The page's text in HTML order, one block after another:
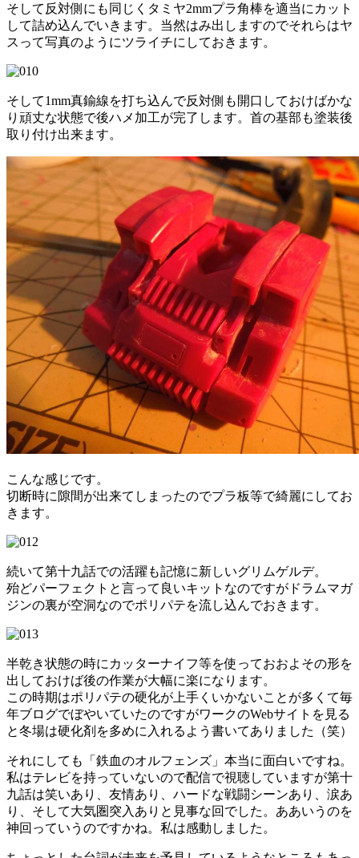
そして反対側にも同じくタミヤ2mmプラ角棒を適当にカット
して詰め込んでいきます。当然はみ出しますのでそれらはヤ
スって写真のようにツライチにしておきます。
そして1mm真鍮線を打ち込んで反対側も開口しておけばかな
り頑丈な状態で後ハメ加工が完了します。首の基部も塗装後
取り付け出来ます。
こんな感じです。
切断時に隙間が出来てしまったのでプラ板等で綺麗にしてお
きます。
続いて第十九話での活躍も記憶に新しいグリムゲルデ。
殆どパーフェクトと言って良いキットなのですがドラムマガ
ジンの裏が空洞なのでポリパテを流し込んでおきます。
半乾き状態の時にカッターナイフ等を使っておおよその形を
出しておけば後の作業が大幅に楽になります。
この時期はポリパテの硬化が上手くいかないことが多くて毎
年ブログでぼやいていたのですがワークのWebサイトを見る
と冬場は硬化剤を多めに入れるよう書いてありました（笑）
それにしても「鉄血のオルフェンズ」本当に面白いですね。
私はテレビを持っていないので配信で視聴していますが第十
九話は笑いあり、友情あり、ハードな戦闘シーンあり、涙あ
り、そして大気圏突入ありと見事な回でした。ああいうのを
神回っていうのですかね。私は感動しました。